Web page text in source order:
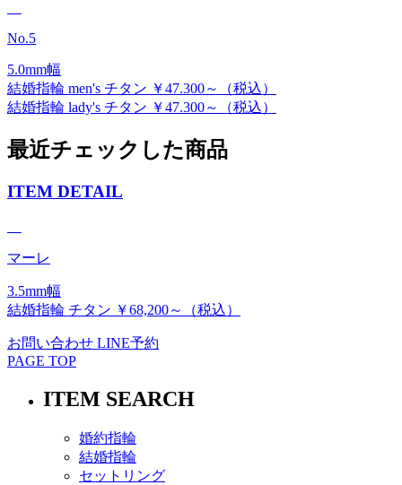
No.5
5.0mm幅
結婚指輪 men's チタン ￥47.300～（税込）
結婚指輪 lady's チタン ￥47.300～（税込）
最近チェックした商品
ITEM DETAIL
マーレ
3.5mm幅
結婚指輪 チタン ￥68,200～（税込）
お問い合わせ LINE予約
PAGE TOP
ITEM SEARCH
婚約指輪
結婚指輪
セットリング